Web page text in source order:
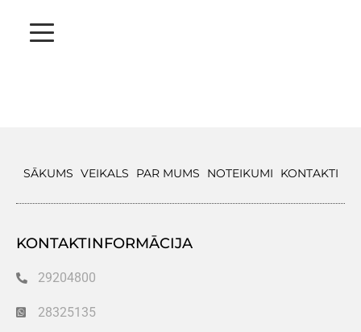
SĀKUMS VEIKALS PAR MUMS NOTEIKUMI KONTAKTI
KONTAKTINFORMĀCIJA
29204800
28325135